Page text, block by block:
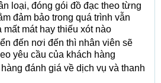
loại, đóng gói đồ đạc theo từng
đảm bảo trong quá trình vẫn
mất mát hay thiếu xót nào
đến nơi đến thì nhân viên sẽ
yêu cầu của khách hàng
đánh giá về dịch vụ và thanh